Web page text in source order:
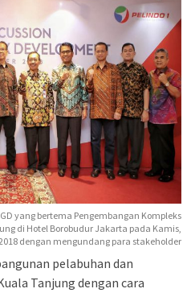
yang bertema Pengembangan Kompleks
di Hotel Borobudur Jakarta pada Kamis,
dengan mengundang para stakeholder
pelabuhan dan
Tanjung dengan cara